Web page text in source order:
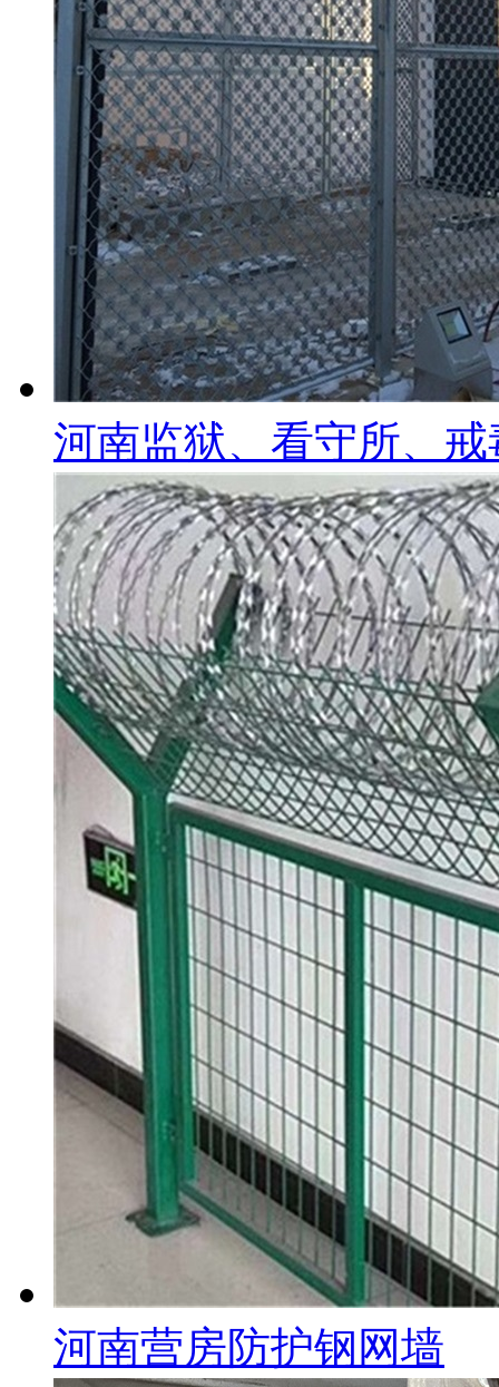
河南监狱、看守所、
河南营房防护钢网墙